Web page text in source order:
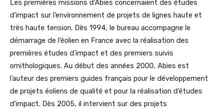
Les premières missions d’Abies concernaient des études
d’impact sur l’environnement de projets de lignes haute et
très haute tension. Dès 1994, le bureau accompagne le
démarrage de l’éolien en France avec la réalisation des
premières études d’impact et des premiers suivis
ornithologiques. Au début des années 2000, Abies est
l’auteur des premiers guides français pour le développement
de projets éoliens de qualité et pour la réalisation d’études
d’impact. Dès 2005, il intervient sur des projets